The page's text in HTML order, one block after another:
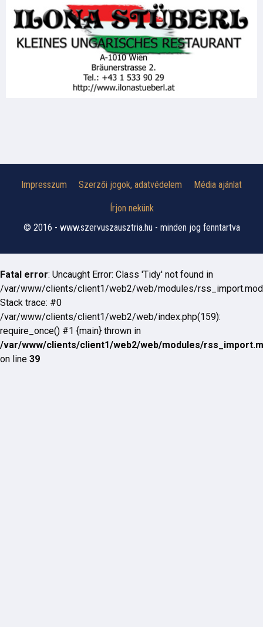
Impresszum Szerzői jogok, adatvédelem Média ajánlat
Írjon nekünk
© 2016 - www.szervuszausztria.hu - minden jog fenntartva
Fatal error: Uncaught Error: Class 'Tidy' not found in
/var/www/clients/client1/web2/web/modules/
Stack trace: #0
/var/www/clients/client1/web2/web/index.php(159):
require_once() #1 {main} thrown in
/var/www/clients/client1/web2/web/modules/
on line 39